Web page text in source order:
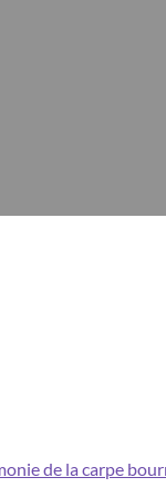
de la carpe